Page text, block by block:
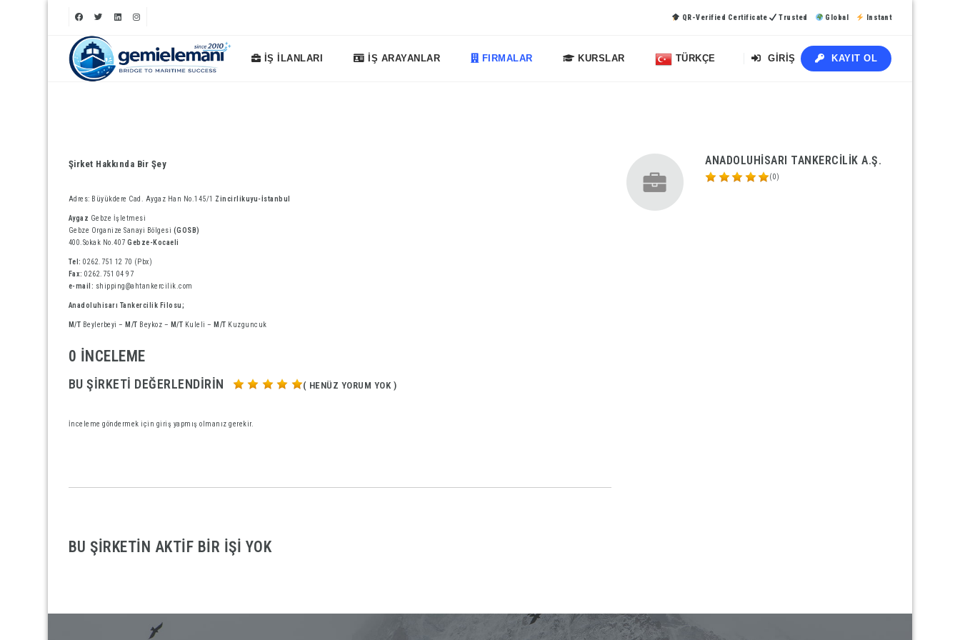
QR-Verified Certificate Trusted Global Instant
İŞ İLANLARI İŞ ARAYANLAR FIRMALAR KURSLAR TÜRKÇE GIRIŞ KAYIT OL
Şirket Hakkında Bir Şey
Adres: Büyükdere Cad. Aygaz Han No.145/1 Zincirlikuyu-İstanbul
Aygaz Gebze İşletmesi
Gebze Organize Sanayi Bölgesi (GOSB)
400.Sokak No.407Gebze-Kocaeli
Tel:0262.751 12 70 (Pbx)
Fax: 0262.751 04 97
e-mail: shipping@ahtankercilik.com
Anadoluhisarı Tankercilik Filosu;
M/T Beylerbeyi – M/T Beykoz – M/T Kuleli – M/T Kuzguncuk
0 İNCELEME
BU ŞIRKETI DEĞERLENDIRIN ( HENÜZ YORUM YOK )
İnceleme göndermek için giriş yapmış olmanız gerekir.
BU ŞIRKETIN AKTIF BIR IŞI YOK
ANADOLUHİSARI TANKERCİLİK A.Ş.
(0)